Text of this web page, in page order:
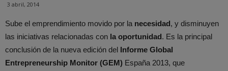
3 abril, 2014
Sube el emprendimiento movido por la necesidad, y disminuyen
las iniciativas relacionadas con la oportunidad. Es la principal
conclusión de la nueva edición del Informe Global
Entrepreneurship Monitor (GEM) España 2013, que